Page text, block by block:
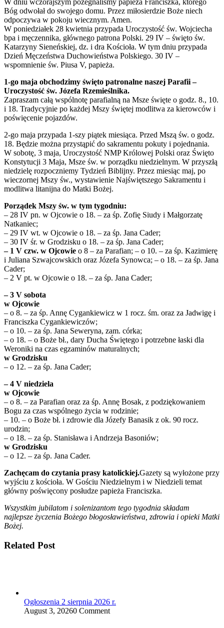
W dniu wczorajszym pożegnaliśmy papieża Franciszka, którego
Bóg odwołał do swojego domu. Przez miłosierdzie Boże niech
odpoczywa w pokoju wiecznym. Amen.
W poniedziałek 28 kwietnia przypada Uroczystość św. Wojciecha
bpa i męczennika, głównego patrona Polski. 29 IV – święto św.
Katarzyny Sieneńskiej, dz. i dra Kościoła. W tym dniu przypada
Dzień Męczeństwa Duchowieństwa Polskiego. 30 IV –
wspomnienie św. Piusa V, papieża.
1-go maja obchodzimy święto patronalne naszej Parafii –
Uroczystość św. Józefa Rzemieślnika.
Zapraszam całą wspólnotę parafialną na Msze święte o godz. 8., 10.
i 18. Tradycyjnie po każdej Mszy świętej modlitwa za kierowców i
poświęcenie pojazdów.
2-go maja przypada 1-szy piątek miesiąca. Przed Mszą św. o godz.
18. Będzie można przystąpić do sakramentu pokuty i pojednania.
W sobotę, 3 maja, Uroczystość NMP Królowej Polski oraz Święto
Konstytucji 3 Maja, Msze św. w porządku niedzielnym. W przyszłą
niedzielę rozpoczniemy Tydzień Biblijny. Przez miesiąc maj, po
wieczornej Mszy św., wystawienie Najświętszego Sakramentu i
modlitwa litanijna do Matki Bożej.
Porządek Mszy św. w tym tygodniu:
– 28 IV pn. w Ojcowie o 18. – za śp. Zofię Siudy i Małgorzatę
Natkaniec;
– 29 IV wt. w Ojcowie o 18. – za śp. Jana Cader;
– 30 IV śr. w Grodzisku o 18. – za śp. Jana Cader;
– 1 V czw. w Ojcowie o 8 – za Parafian; – o 10. – za śp. Kazimierę
i Juliana Szwajcowskich oraz Józefa Synowca; – o 18. – za śp. Jana
Cader;
– 2 V pt. w Ojcowie o 18. – za śp. Jana Cader;
– 3 V sobota
w Ojcowie
– o 8. – za śp. Annę Cygankiewicz w 1 rocz. śm. oraz za Jadwigę i
Franciszka Cygankiewiczów;
– o 10. – za śp. Jana Seweryna, zam. córka;
– o 18. – o Boże bł., dary Ducha Świętego i potrzebne łaski dla
Weroniki na czas egzaminów maturalnych;
w Grodzisku
– o 12. – za śp. Jana Cader;
– 4 V niedziela
w Ojcowie
– o 8. – za Parafian oraz za śp. Annę Bosak, z podziękowaniem
Bogu za czas wspólnego życia w rodzinie;
– 10. – o Boże bł. i zdrowie dla Józefy Banasik z ok. 90 rocz.
urodzin;
– o 18. – za śp. Stanisława i Andrzeja Basoniów;
w Grodzisku
– o 12. – za śp. Jana Cader.
Zachęcam do czytania prasy katolickiej.Gazety są wyłożone przy
wyjściu z kościoła. W Gościu Niedzielnym i w Niedzieli temat
główny poświęcony posłudze papieża Franciszka.
Wszystkim jubilatom i solenizantom tego tygodnia składam
najlepsze życzenia Bożego błogosławieństwa, zdrowia i opieki Matki
Bożej.
Related Post
Ogłoszenia 2 sierpnia 2026 r.
August 3, 20260 Comment